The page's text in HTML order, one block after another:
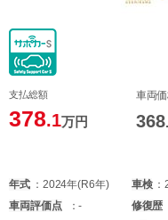
支払総額
378.1万円
車両
368
年式 2024年(R6年) 車検
車両評価点 - 修復歴